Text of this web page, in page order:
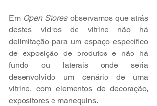
Em Open Stores observamos que atrás
destes vidros de vitrine não há
delimitação para um espaço específico
de exposição de produtos e não há
fundo ou laterais onde seria
desenvolvido um cenário de uma
vitrine, com elementos de decoração,
expositores e manequins.